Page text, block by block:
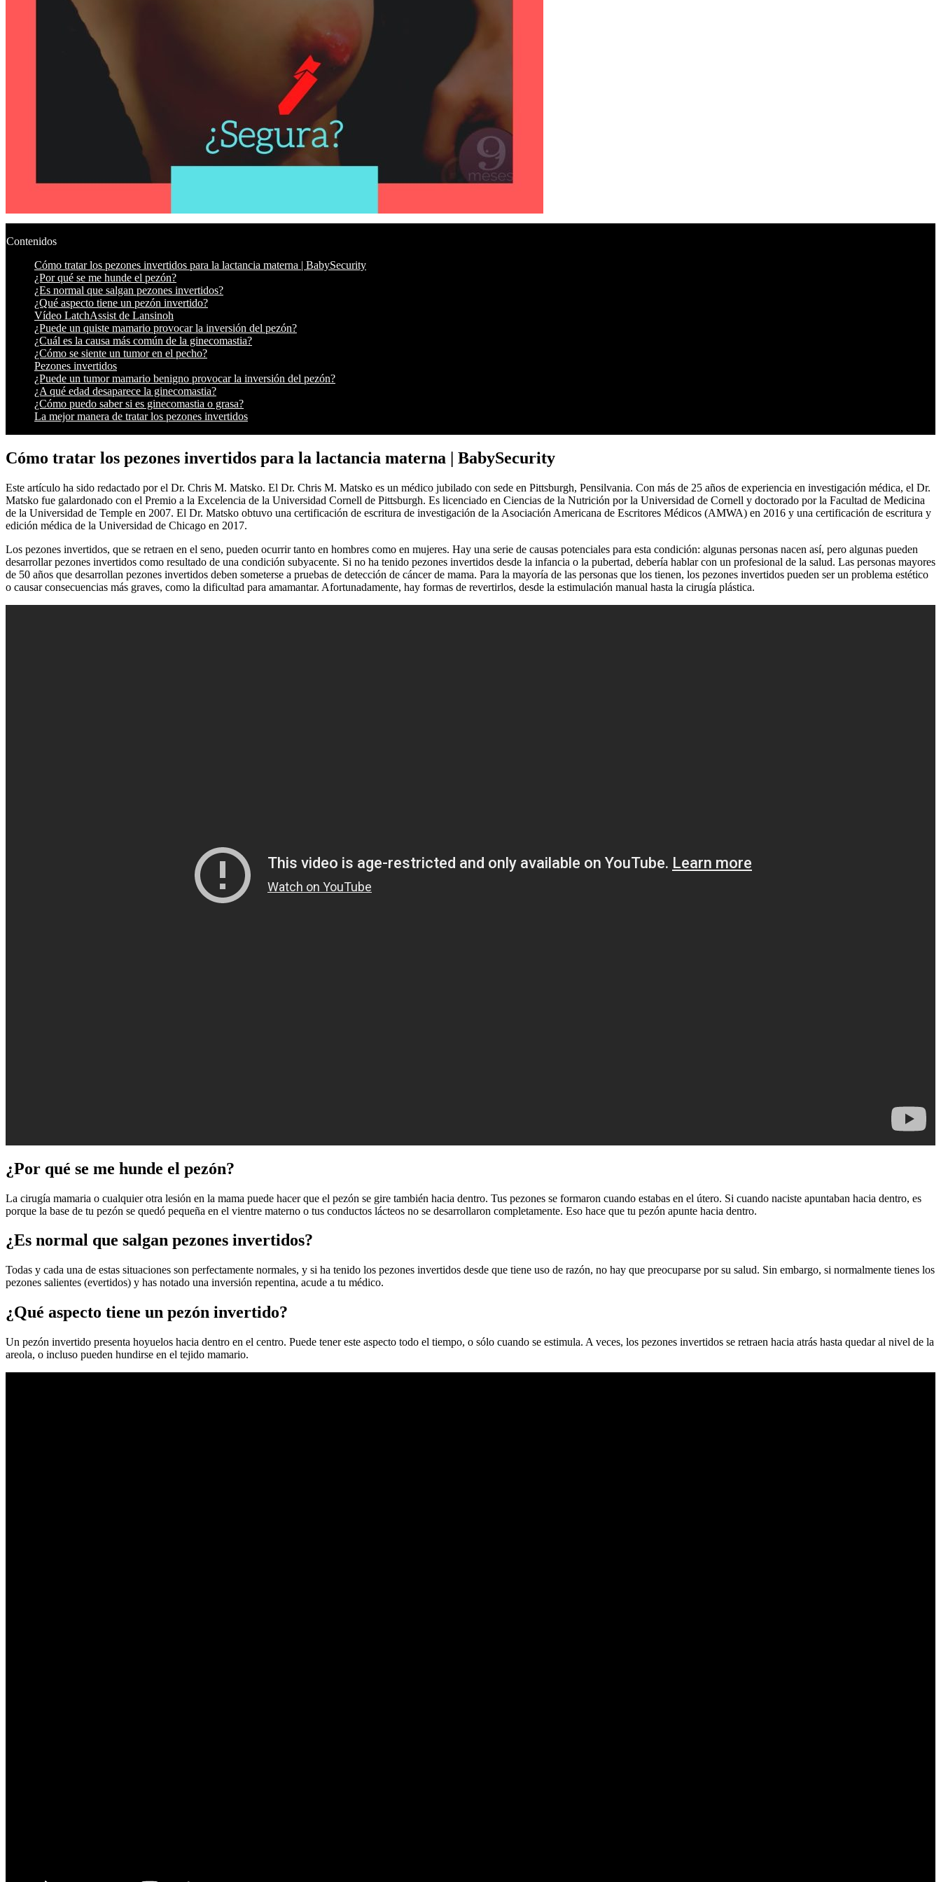
Contenidos
Cómo tratar los pezones invertidos para la lactancia materna | BabySecurity
¿Por qué se me hunde el pezón?
¿Es normal que salgan pezones invertidos?
¿Qué aspecto tiene un pezón invertido?
Vídeo LatchAssist de Lansinoh
¿Puede un quiste mamario provocar la inversión del pezón?
¿Cuál es la causa más común de la ginecomastia?
¿Cómo se siente un tumor en el pecho?
Pezones invertidos
¿Puede un tumor mamario benigno provocar la inversión del pezón?
¿A qué edad desaparece la ginecomastia?
¿Cómo puedo saber si es ginecomastia o grasa?
La mejor manera de tratar los pezones invertidos
Cómo tratar los pezones invertidos para la lactancia materna | BabySecurity
Este artículo ha sido redactado por el Dr. Chris M. Matsko. El Dr. Chris M. Matsko es un médico jubilado con sede en Pittsburgh, Pensilvania. Con más de 25 años de experiencia en investigación médica, el Dr.
Matsko fue galardonado con el Premio a la Excelencia de la Universidad Cornell de Pittsburgh. Es licenciado en Ciencias de la Nutrición por la Universidad de Cornell y doctorado por la Facultad de Medicina
de la Universidad de Temple en 2007. El Dr. Matsko obtuvo una certificación de escritura de investigación de la Asociación Americana de Escritores Médicos (AMWA) en 2016 y una certificación de escritura y
edición médica de la Universidad de Chicago en 2017.
Los pezones invertidos, que se retraen en el seno, pueden ocurrir tanto en hombres como en mujeres. Hay una serie de causas potenciales para esta condición: algunas personas nacen así, pero algunas pueden
desarrollar pezones invertidos como resultado de una condición subyacente. Si no ha tenido pezones invertidos desde la infancia o la pubertad, debería hablar con un profesional de la salud. Las personas mayores
de 50 años que desarrollan pezones invertidos deben someterse a pruebas de detección de cáncer de mama. Para la mayoría de las personas que los tienen, los pezones invertidos pueden ser un problema estético
o causar consecuencias más graves, como la dificultad para amamantar. Afortunadamente, hay formas de revertirlos, desde la estimulación manual hasta la cirugía plástica.
¿Por qué se me hunde el pezón?
La cirugía mamaria o cualquier otra lesión en la mama puede hacer que el pezón se gire también hacia dentro. Tus pezones se formaron cuando estabas en el útero. Si cuando naciste apuntaban hacia dentro, es
porque la base de tu pezón se quedó pequeña en el vientre materno o tus conductos lácteos no se desarrollaron completamente. Eso hace que tu pezón apunte hacia dentro.
¿Es normal que salgan pezones invertidos?
Todas y cada una de estas situaciones son perfectamente normales, y si ha tenido los pezones invertidos desde que tiene uso de razón, no hay que preocuparse por su salud. Sin embargo, si normalmente tienes los
pezones salientes (evertidos) y has notado una inversión repentina, acude a tu médico.
¿Qué aspecto tiene un pezón invertido?
Un pezón invertido presenta hoyuelos hacia dentro en el centro. Puede tener este aspecto todo el tiempo, o sólo cuando se estimula. A veces, los pezones invertidos se retraen hacia atrás hasta quedar al nivel de la
areola, o incluso pueden hundirse en el tejido mamario.